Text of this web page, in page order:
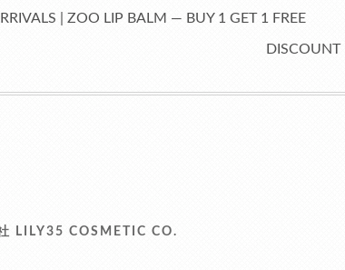
| ZOO LIP BALM — BUY 1 GET 1 FREE
DISCOUNT
LILY35 COSMETIC CO.